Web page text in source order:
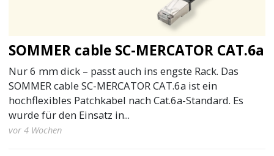
SOMMER cable SC-MERCATOR CAT.6a
Nur 6 mm dick – passt auch ins engste Rack. Das
SOMMER cable SC-MERCATOR CAT.6a ist ein
hochflexibles Patchkabel nach Cat.6a-Standard. Es
wurde für den Einsatz in...
vor 4 Wochen